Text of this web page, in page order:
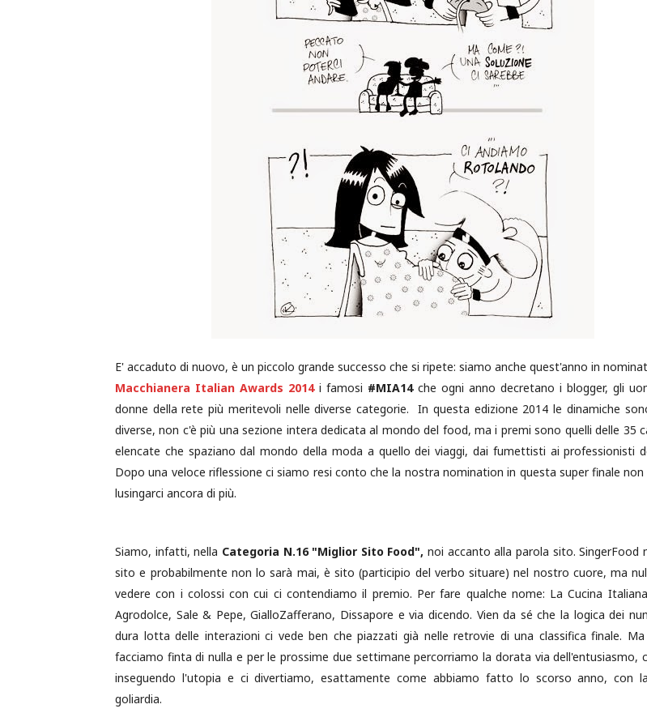
E' accaduto di nuovo, è un piccolo grande successo che si ripete: siamo anche quest'anno in
Macchianera Italian Awards 2014i famosi #MIA14che ogni anno decretano i blogger, gli
donne della rete più meritevoli nelle diverse categorie. In questa edizione 2014 le dinamiche
diverse, non c'è più una sezione intera dedicata al mondo del food, ma i premi sono quelli delle 35
elencate che spaziano dal mondo della moda a quello dei viaggi, dai fumettisti ai professionisti
Dopo una veloce riflessione ci siamo resi conto che la nostra nomination in questa super finale non
lusingarci ancora di più.
Siamo, infatti, nella Categoria N.16 "Miglior Sito Food", noi accanto alla parola sito. SingerFood
sito e probabilmente non lo sarà mai, è sito (participio del verbo situare) nel nostro cuore, ma
vedere con i colossi con cui ci contendiamo il premio. Per fare qualche nome: La Cucina
Agrodolce, Sale & Pepe, GialloZafferano, Dissapore e via dicendo. Vien da sé che la logica dei
dura lotta delle interazioni ci vede ben che piazzati già nelle retrovie di una classifica finale.
facciamo finta di nulla e per le prossime due settimane percorriamo la dorata via dell'entusiasmo,
inseguendo l'utopia e ci divertiamo, esattamente come abbiamo fatto lo scorso anno, con
goliardia.